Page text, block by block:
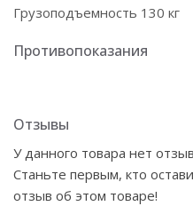
Грузоподъемность 130 кг
Противопоказания
Отзывы
У данного товара нет
Станьте первым, кто
отзыв об этом товаре!